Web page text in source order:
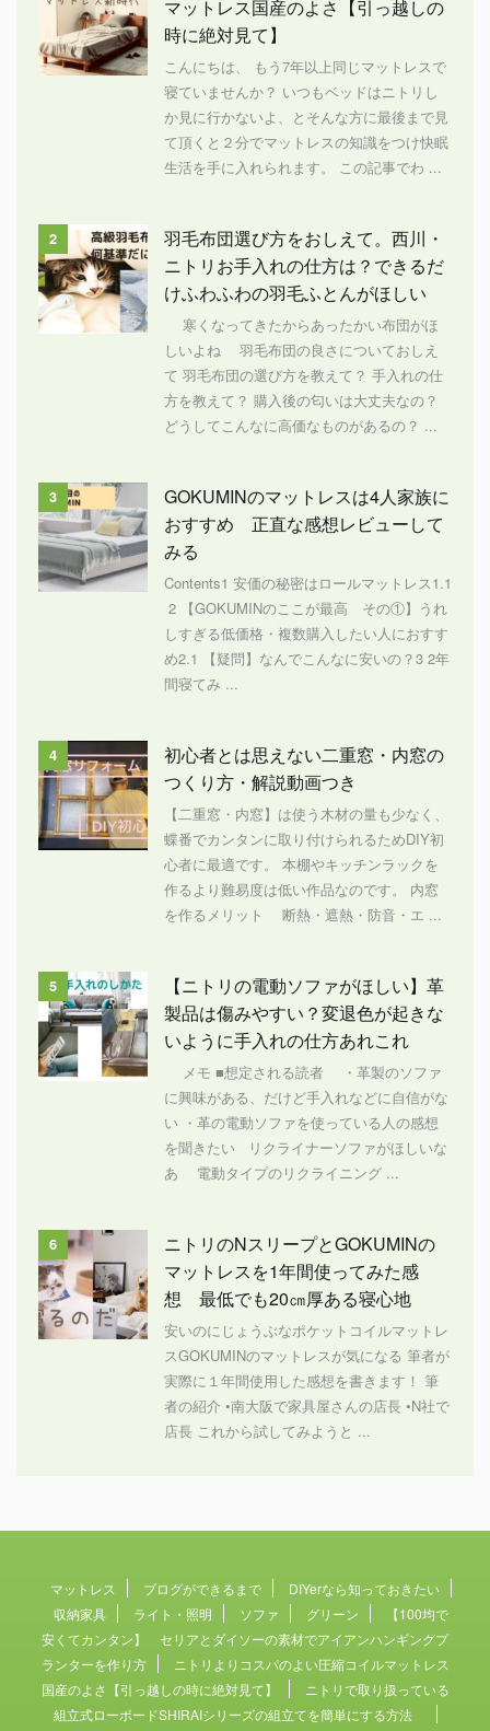
マットレス国産のよさ【引っ越しの
時に絶対見て】
こんにちは、 もう7年以上同じマットレスで
寝ていませんか？ いつもベッドはニトリし
か見に行かないよ、とそんな方に最後まで見
て頂くと２分でマットレスの知識をつけ快眠
生活を手に入れられます。 この記事でわ ...
2
羽毛布団選び方をおしえて。西川・
ニトリお手入れの仕方は？できるだ
けふわふわの羽毛ふとんがほしい
寒くなってきたからあったかい布団がほ
しいよね 羽毛布団の良さについておしえ
て 羽毛布団の選び方を教えて？ 手入れの仕
方を教えて？ 購入後の匂いは大丈夫なの？
どうしてこんなに高価なものがあるの？ ...
3
GOKUMINのマットレスは4人家族に
おすすめ 正直な感想レビューして
みる
Contents1 安価の秘密はロールマットレス1.1
2 【GOKUMINのここが最高 その①】うれ
しすぎる低価格・複数購入したい人におすす
め2.1 【疑問】なんでこんなに安いの？3 2年
間寝てみ ...
4
初心者とは思えない二重窓・内窓の
つくり方・解説動画つき
【二重窓・内窓】は使う木材の量も少なく、
蝶番でカンタンに取り付けられるためDIY初
心者に最適です。 本棚やキッチンラックを
作るより難易度は低い作品なのです。 内窓
を作るメリット 断熱・遮熱・防音・エ ...
5
【ニトリの電動ソファがほしい】革
製品は傷みやすい？変退色が起きな
いように手入れの仕方あれこれ
メモ ■想定される読者 ・革製のソファ
に興味がある、だけど手入れなどに自信がな
い ・革の電動ソファを使っている人の感想
を聞きたい リクライナーソファがほしいな
あ 電動タイプのリクライニング ...
6
ニトリのNスリープとGOKUMINの
マットレスを1年間使ってみた感
想 最低でも20㎝厚ある寝心地
安いのにじょうぶなポケットコイルマットレ
スGOKUMINのマットレスが気になる 筆者が
実際に１年間使用した感想を書きます！ 筆
者の紹介 •南大阪で家具屋さんの店長 •N社で
店長 これから試してみようと ...
マットレス ブログができるまで
DIYerなら知っておきたい
収納家具
ライト・照明 ソファ グリーン
【100均で
安くてカンタン】 セリアとダイソーの素材でアイアンハンギングプ
ランターを作り方
ニトリよりコスパのよい圧縮コイルマットレス
国産のよさ【引っ越しの時に絶対見て】
ニトリで取り扱っている
組立式ローボードSHIRAIシリーズの組立てを簡単にする方法